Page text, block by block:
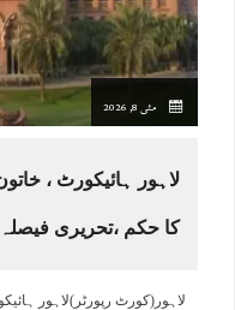
مئی 8, 2026
لاہور ہائیکورٹ ،
کا حکم ،تحریری
لاہور(کورٹ رپورٹر)لاہور